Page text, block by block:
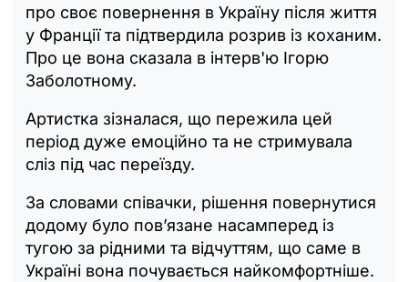
про своє повернення в Україну після життя
у Франції та підтвердила розрив із коханим.
Про це вона сказала в інтерв'ю Ігорю
Заболотному.
Артистка зізналася, що пережила цей
період дуже емоційно та не стримувала
сліз під час переїзду.
За словами співачки, рішення повернутися
додому було пов’язане насамперед із
тугою за рідними та відчуттям, що саме в
Україні вона почувається найкомфортніше.